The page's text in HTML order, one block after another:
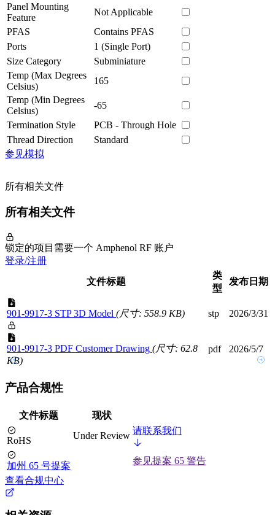
Panel Mounting
Feature
Not Applicable
PFAS
Contains PFAS
Ports
1 (Single Port)
Size Category
Subminiature
Temp (Max Degrees
Celsius)
165
Temp (Min Degrees
Celsius)
-65
Termination Style
PCB - Through Hole
Thread Direction
Standard
参见模拟
所有相关文件
所有相关文件
锁定的项目需要一个 Amphenol RF 账户
登录/注册
文件标题
类
型
发布日期
901-9917-3 STP 3D Model (尺寸: 558.9 KB) stp 2026/3/31
901-9917-3 PDF Customer Drawing (尺寸: 62.8
KB)
pdf 2026/5/7
产品合规性
文件标题 现状
RoHS Under Review 请联系我们
加州 65 号提案
参见提案 65 警告
查看合规中心